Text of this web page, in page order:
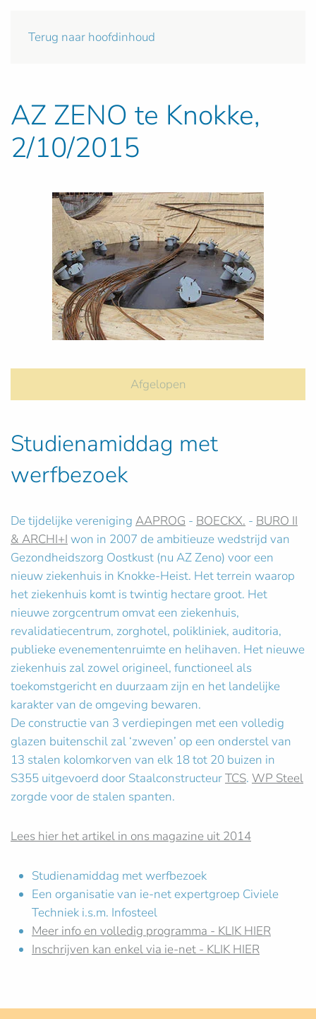
Terug naar hoofdinhoud
AZ ZENO te Knokke,
2/10/2015
Afgelopen
Studienamiddag met
werfbezoek
De tijdelijke vereniging AAPROG - BOECKX. - BURO II
& ARCHI+I won in 2007 de ambitieuze wedstrijd van
Gezondheidszorg Oostkust (nu AZ Zeno) voor een
nieuw ziekenhuis in Knokke-Heist. Het terrein waarop
het ziekenhuis komt is twintig hectare groot. Het
nieuwe zorgcentrum omvat een ziekenhuis,
revalidatiecentrum, zorghotel, polikliniek, auditoria,
publieke evenementenruimte en helihaven. Het nieuwe
ziekenhuis zal zowel origineel, functioneel als
toekomstgericht en duurzaam zijn en het landelijke
karakter van de omgeving bewaren.
De constructie van 3 verdiepingen met een volledig
glazen buitenschil zal ‘zweven’ op een onderstel van
13 stalen kolomkorven van elk 18 tot 20 buizen in
S355 uitgevoerd door StaalconstructeurTCS. WP Steel
zorgde voor de stalen spanten.
Lees hier het artikel in ons magazine uit 2014
Studienamiddag met werfbezoek
Een organisatie van ie-net expertgroep Civiele
Techniek i.s.m. Infosteel
Meer info en volledig programma - KLIK HIER
Inschrijven kan enkel via ie-net - KLIK HIER